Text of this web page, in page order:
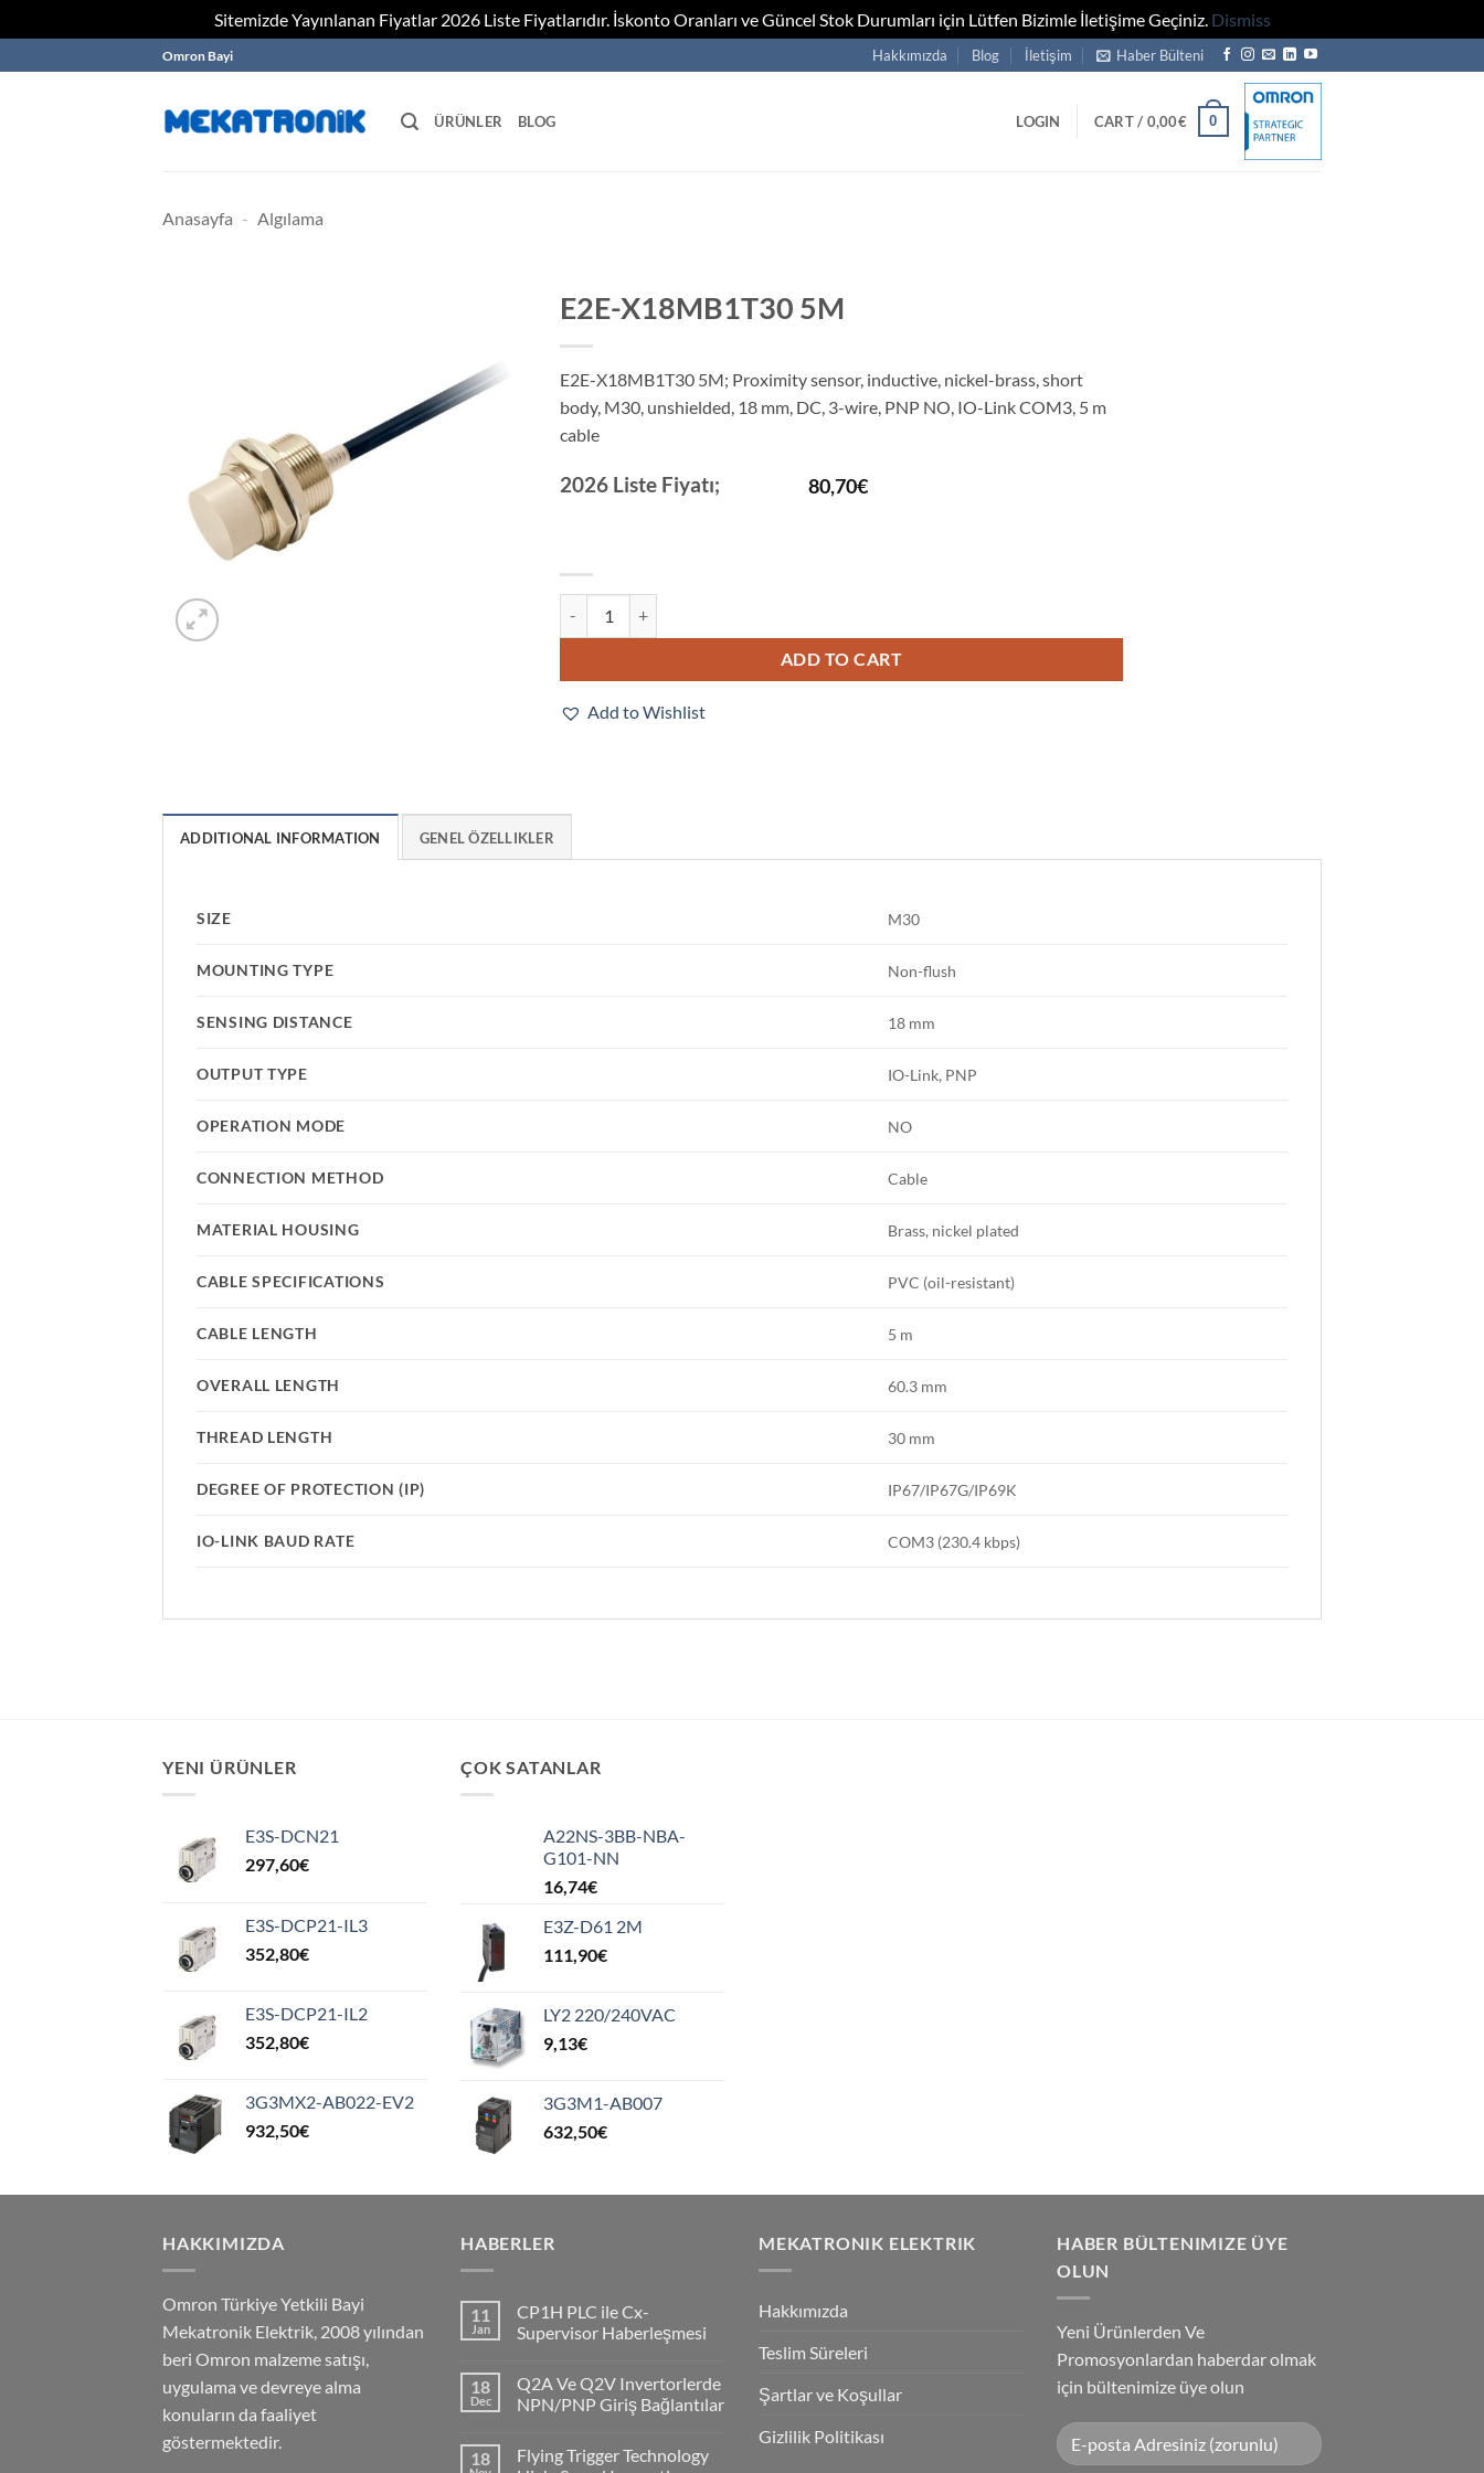
Sitemizde Yayınlanan Fiyatlar 2026 Liste Fiyatlarıdır. İskonto Oranları ve Güncel Stok Durumları için Lütfen Bizimle İletişime Geçiniz. Dismiss
to
Omron Bayi Hakkımızda Blog İletişim Haber Bülteni
ÜRÜNLER BLOG LOGIN CART / 0,00€ 0
Anasayfa - Algılama
E2E-X18MB1T30 5M
E2E-X18MB1T30 5M; Proximity sensor, inductive, nickel-brass, short
body, M30, unshielded, 18 mm, DC, 3-wire, PNP NO, IO-Link COM3, 5 m
cable
2026 Liste Fiyatı; 80,70€
ADD TO CART
Add to Wishlist
ADDITIONAL INFORMATION GENEL ÖZELLIKLER
SIZE M30
MOUNTING TYPE Non-flush
SENSING DISTANCE 18 mm
OUTPUT TYPE IO-Link, PNP
OPERATION MODE NO
CONNECTION METHOD Cable
MATERIAL HOUSING Brass, nickel plated
CABLE SPECIFICATIONS PVC (oil-resistant)
CABLE LENGTH 5 m
OVERALL LENGTH 60.3 mm
THREAD LENGTH 30 mm
DEGREE OF PROTECTION (IP) IP67/IP67G/IP69K
IO-LINK BAUD RATE COM3 (230.4 kbps)
YENI ÜRÜNLER
E3S-DCN21
297,60€
E3S-DCP21-IL3
352,80€
E3S-DCP21-IL2
352,80€
3G3MX2-AB022-EV2
932,50€
ÇOK SATANLAR
A22NS-3BB-NBA-
G101-NN
16,74€
E3Z-D61 2M
111,90€
LY2 220/240VAC
9,13€
3G3M1-AB007
632,50€
HAKKIMIZDA
Omron Türkiye Yetkili Bayi
Mekatronik Elektrik, 2008 yılından
beri Omron malzeme satışı,
uygulama ve devreye alma
konuların da faaliyet
göstermektedir.
HABERLER
11
Jan
CP1H PLC ile Cx-
Supervisor Haberleşmesi
on
CP1H
PLC
Supervisor
Haberleşmesi
18
Dec
Q2A Ve Q2V Invertorlerde
NPN/PNP Giriş Bağlantılar
on
Q2A
18
Flying Trigger Technology
MEKATRONIK ELEKTRIK
Hakkımızda
Teslim Süreleri
Şartlar ve Koşullar
Gizlilik Politikası
HABER BÜLTENIMIZE ÜYE
OLUN
Yeni Ürünlerden Ve
Promosyonlardan haberdar olmak
için bültenimize üye olun